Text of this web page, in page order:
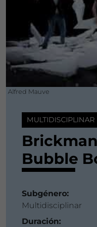
Alfred Mauve
MULTIDISCIPLINAR
Bubble
Subgénero:
Multidisciplinar
Duración: